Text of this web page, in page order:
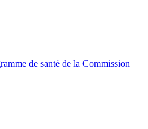
de santé de la Commission